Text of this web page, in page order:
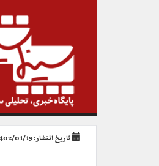
تاریخ انتشار:1402/01/19 - 12:45